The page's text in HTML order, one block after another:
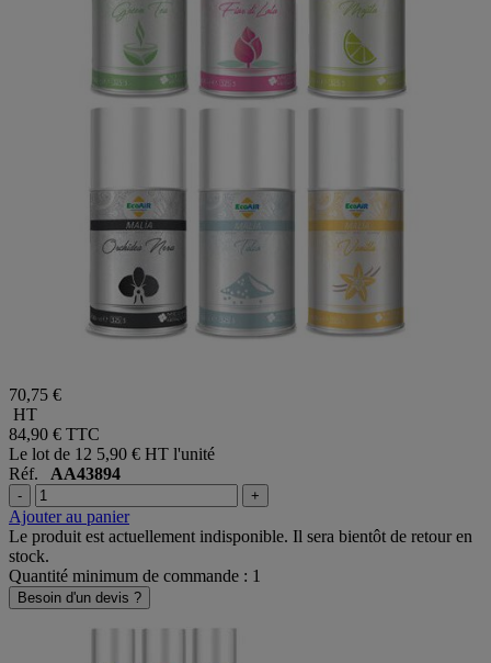
70,75 €
HT
84,90 €TTC
Le lot de 12 5,90 € HT l'unité
Réf.AA43894
- +
Ajouter au panier
Le produit est actuellement indisponible. Il sera bientôt de retour en
stock.
Quantité minimum de commande : 1
Besoin d'un devis ?